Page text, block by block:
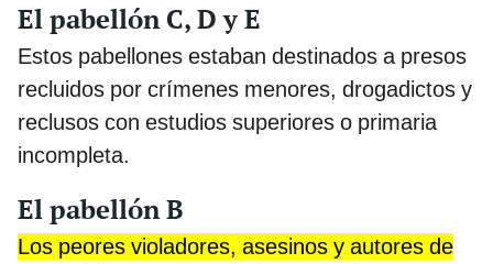
El pabellón C, D y E
Estos pabellones estaban destinados a presos
recluidos por crímenes menores, drogadictos y
reclusos con estudios superiores o primaria
incompleta.
El pabellón B
Los peores violadores, asesinos y autores de